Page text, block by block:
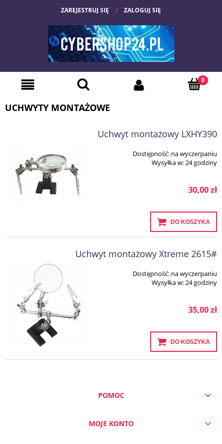
ZAREJESTRUJ SIĘ ZALOGUJ SIĘ
UCHWYTY MONTAŻOWE
Uchwyt montażowy LXHY390
Dostępność: na wyczerpaniu
Wysyłka w:24 godziny
30,00 zł
DO KOSZYKA
Uchwyt montażowy Xtreme 2615#
Dostępność: na wyczerpaniu
Wysyłka w:24 godziny
35,00 zł
DO KOSZYKA
POMOC
MOJE KONTO